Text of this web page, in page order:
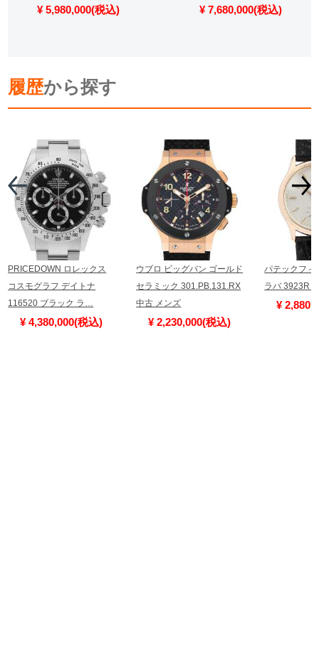
¥ 5,980,000(税込) ¥ 7,680,000(税込)
履歴から探す
PRICEDOWN ロレックス
コスモグラフ デイトナ
116520 ブラック ラ…
¥ 4,380,000(税込)
ウブロ ビッグバン ゴールド
セラミック 301.PB.131.RX
中古 メンズ
¥ 2,230,000(税込)
パテックフィ
ラバ 3923R
¥